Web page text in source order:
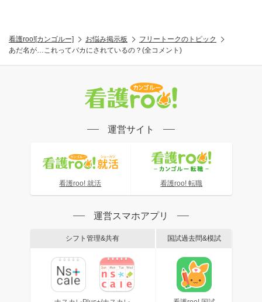
看護roo![カンゴルー] お悩み掲示板
フリートークのトピック
あだ名が…これってバカにされているの？(全コメント)
運営サイト
看護roo! 就活 看護roo! 転職
運営スマホアプリ
シフト管理&共有 国試過去問&模試